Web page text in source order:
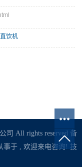
饮机
司 All rights reserved 备
事于 , 欢迎来电咨询! 技